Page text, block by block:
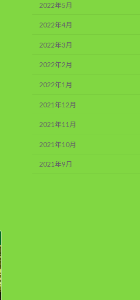
2022年5月
2022年4月
2022年3月
2022年2月
2022年1月
2021年12月
2021年11月
2021年10月
2021年9月